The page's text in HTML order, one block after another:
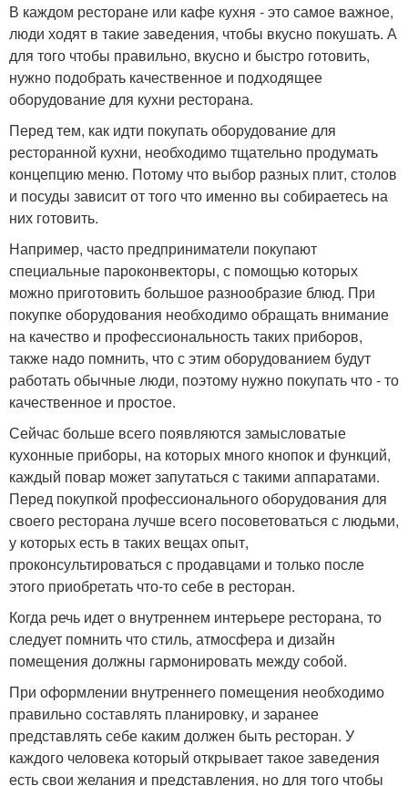
В каждом ресторане или кафе кухня - это самое важное,
люди ходят в такие заведения, чтобы вкусно покушать. А
для того чтобы правильно, вкусно и быстро готовить,
нужно подобрать качественное и подходящее
оборудование для кухни ресторана.
Перед тем, как идти покупать оборудование для
ресторанной кухни, необходимо тщательно продумать
концепцию меню. Потому что выбор разных плит, столов
и посуды зависит от того что именно вы собираетесь на
них готовить.
Например, часто предприниматели покупают
специальные пароконвекторы, с помощью которых
можно приготовить большое разнообразие блюд. При
покупке оборудования необходимо обращать внимание
на качество и профессиональность таких приборов,
также надо помнить, что с этим оборудованием будут
работать обычные люди, поэтому нужно покупать что - то
качественное и простое.
Сейчас больше всего появляются замысловатые
кухонные приборы, на которых много кнопок и функций,
каждый повар может запутаться с такими аппаратами.
Перед покупкой профессионального оборудования для
своего ресторана лучше всего посоветоваться с людьми,
у которых есть в таких вещах опыт,
проконсультироваться с продавцами и только после
этого приобретать что-то себе в ресторан.
Когда речь идет о внутреннем интерьере ресторана, то
следует помнить что стиль, атмосфера и дизайн
помещения должны гармонировать между собой.
При оформлении внутреннего помещения необходимо
правильно составлять планировку, и заранее
представлять себе каким должен быть ресторан. У
каждого человека который открывает такое заведения
есть свои желания и представления, но для того чтобы